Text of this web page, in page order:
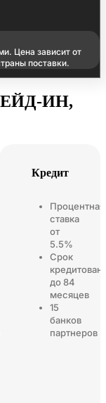
Цена зависит от
поставки.
ИН,
Кредит
Процентная
ставка
от
5.5%
Срок
до 84
месяцев
15
банков
партнеров